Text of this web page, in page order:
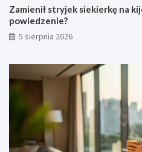
Zamienił stryjek siekierkę na
powiedzenie?
5 sierpnia 2026